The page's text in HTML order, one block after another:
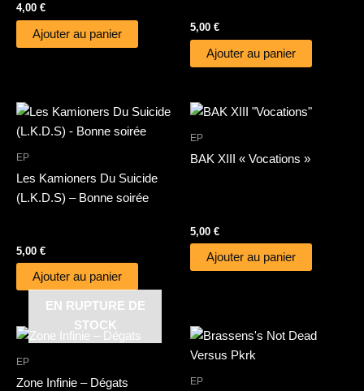
4,00 €
Ajouter au panier
5,00 €
Ajouter au panier
EP
Les Kamioners Du Suicide
(L.K.D.S) – Bonne soirée
5,00 €
Ajouter au panier
EP
BAK XIII « Vocations »
5,00 €
Ajouter au panier
EN RUPTURE DE
STOCK
EP
Zone Infinie – Dégats EP